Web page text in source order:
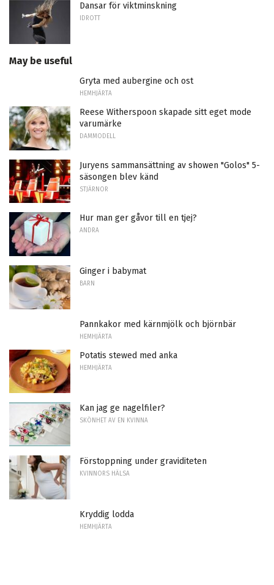
Dansar för viktminskning
IDROTT
May be useful
Gryta med aubergine och ost
HEMHJÄRTA
Reese Witherspoon skapade sitt eget mode
varumärke
DAMMODELL
Juryens sammansättning av showen "Golos" 5-
säsongen blev känd
STJÄRNOR
Hur man ger gåvor till en tjej?
ANDRA
Ginger i babymat
BARN
Pannkakor med kärnmjölk och björnbär
HEMHJÄRTA
Potatis stewed med anka
HEMHJÄRTA
Kan jag ge nagelfiler?
SKÖNHET AV EN KVINNA
Förstoppning under graviditeten
KVINNORS HÄLSA
Kryddig lodda
HEMHJÄRTA